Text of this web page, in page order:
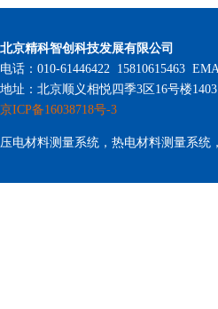
北京精科智创科技发展有限公司
电话：010-61446422 15810615463
地址：北京顺义相悦四季3区16号楼1403
京ICP备16038718号-3
压电材料测量系统，热电材料测量系